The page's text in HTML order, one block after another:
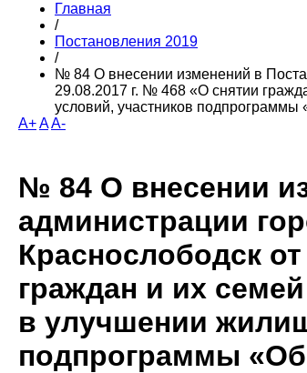
Главная
/
Постановления 2019
/
№ 84 О внесении изменений в
29.08.2017 г. № 468 «О снятии
условий, участников подпрограммы
A+AA-
№ 84 О внесении
администрации
Краснослободск
граждан и их
в улучшении
подпрограммы